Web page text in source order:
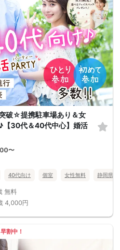
破☆提携駐車場あり＆女
【30代＆40代中心】婚活
〜
40代向け 個室 女性無料 静岡県
無料
4,000円
早割中！